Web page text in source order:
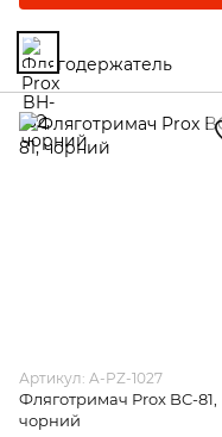
Артикул: A-PZ-1027
Фляготримач Prox BC-81,
чорний